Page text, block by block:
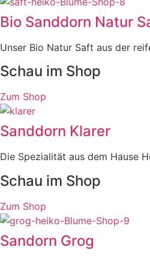
Bio Sanddorn Natur
Unser Bio Natur Saft aus der
Schau im Shop
Zum Shop
Sanddorn Klarer
Die Spezialität aus dem Hause
Schau im Shop
Zum Shop
Sandorn Grog